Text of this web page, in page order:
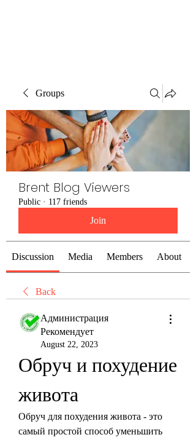
Groups
Brent Blog Viewers
Public · 117 friends
Join
Discussion Media Members About
Back
Администрация
Рекомендует
August 22, 2023
Обруч и похудение
живота
Обруч для похудения живота - это
самый простой способ уменьшить